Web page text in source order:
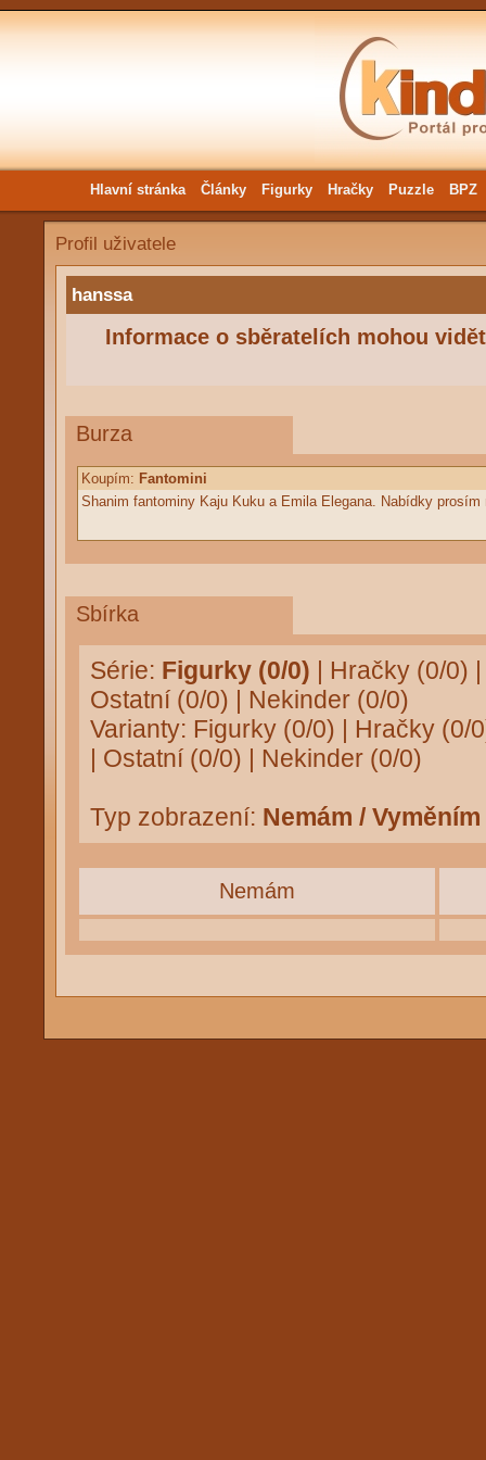
Hlavní stránka Články Figurky Hračky Puzzle BPZ
Profil uživatele
hanssa
Informace o sběratelích mohou
Burza
Koupím: Fantomini
Shanim fantominy Kaju Kuku a Emila Elegana. Nabídky
Sbírka
Série: Figurky (0/0) | Hračky (0/0)
Ostatní (0/0) | Nekinder (0/0)
Varianty: Figurky (0/0) | Hračky (0/
| Ostatní (0/0) | Nekinder (0/0)
Typ zobrazení: Nemám / Vyměním
Nemám